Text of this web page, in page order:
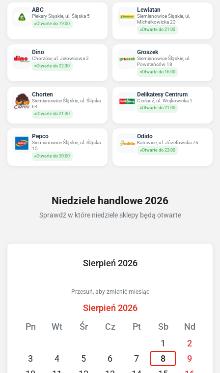
ABC
Piekary Śląskie, ul. Śląska 5
Otwarte do 19:00
Lewiatan
Siemianowice Śląskie, ul.
Michałkowicka 23
Otwarte do 21:00
Dino
Chorzów, ul. Jałowcowa 2
Otwarte do 22:30
Groszek
Siemianowice Śląskie, ul.
Powstańców 18
Otwarte do 16:00
Chorten
Siemianowice Śląskie, ul. Śląska
64
Otwarte do 21:30
Delikatesy Centrum
Czeladź, ul. Wojkowicka 1
Otwarte do 21:00
Pepco
Siemianowice Śląskie, ul. Śląska
15
Otwarte do 20:00
Odido
Katowice, ul. Józefowska 76
Otwarte do 22:00
Niedziele handlowe 2026
Sprawdź w które niedziele sklepy będą otwarte
Sierpień 2026
Przesuń, aby zmienić miesiąc
Sierpień 2026
Pn
Wt Śr Cz Pt Sb
Nd
1
2
3
4 5 6 7 8
9